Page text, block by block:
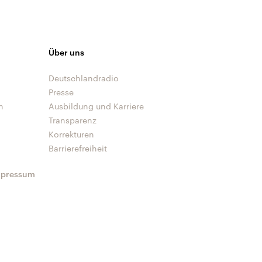
Über uns
Deutschlandradio
Presse
Ausbildung und Karriere
Transparenz
Korrekturen
Barrierefreiheit